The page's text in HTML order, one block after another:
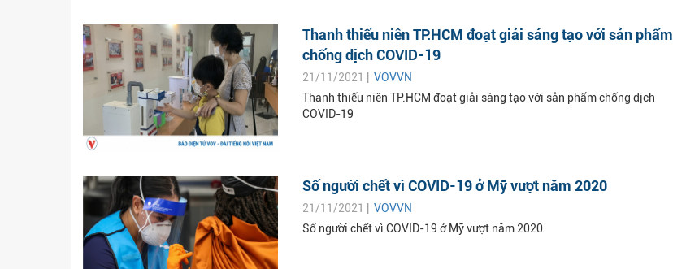
Thanh thiếu niên TP.HCM đoạt giải sáng tạo với sản phẩm
chống dịch COVID-19
21/11/2021 | VOVVN
Thanh thiếu niên TP.HCM đoạt giải sáng tạo với sản phẩm chống dịch
COVID-19
Số người chết vì COVID-19 ở Mỹ vượt năm 2020
21/11/2021 | VOVVN
Số người chết vì COVID-19 ở Mỹ vượt năm 2020